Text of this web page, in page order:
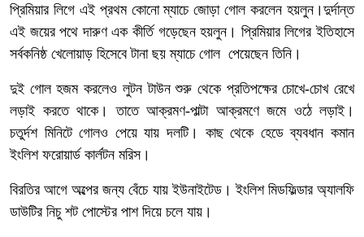
প্রিমিয়ার লিগে এই প্রথম কোনো ম্যাচে জোড়া গোল করলেন হয়লুন।দুর্দান্ত
এই জয়ের পথে দারুণ এক কীর্তি গড়েছেন হয়লুন। প্রিমিয়ার লিগের ইতিহাসে
সর্বকনিষ্ঠ খেলোয়াড় হিসেবে টানা ছয় ম্যাচে গোল পেয়েছেন তিনি।
দুই গোল হজম করলেও লুটন টাউন শুরু থেকে প্রতিপক্ষের চোখে-চোখ রেখে
লড়াই করতে থাকে। তাতে আক্রমণ-পাল্টা আক্রমণে জমে ওঠে লড়াই।
চতুর্দশ মিনিটে গোলও পেয়ে যায় দলটি। কাছ থেকে হেডে ব্যবধান কমান
ইংলিশ ফরোয়ার্ড কার্লটন মরিস।
বিরতির আগে অল্পের জন্য বেঁচে যায় ইউনাইটেড। ইংলিশ মিডফিল্ডার অ্যালফি
ডাউটির নিচু শট পোস্টের পাশ দিয়ে চলে যায়।